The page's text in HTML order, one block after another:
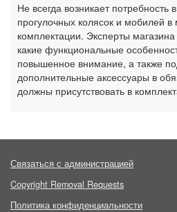
Не всегда возникает потребность
прогулочных колясок и мобилей
комплектации. Эксперты
какие функциональные
повышенное внимание, а также
дополнительные аксессуары в
должны присутствовать в
Связаться с администрацией
Copyright Removal Requests
Политика конфиденциальности